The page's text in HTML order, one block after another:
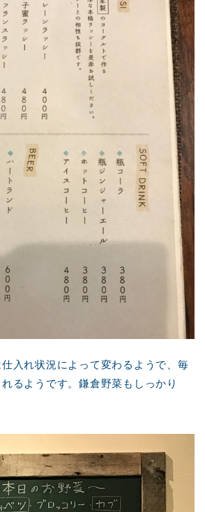
入れ状況によって変わるようで、毎
るようです。鎌倉野菜もしっかり